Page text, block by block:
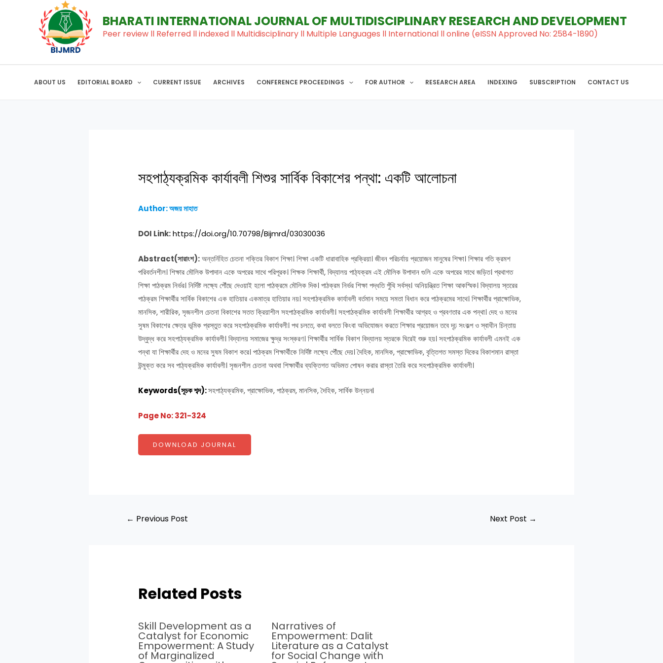
BHARATI INTERNATIONAL JOURNAL OF MULTIDISCIPLINARY RESEARCH AND DEVELOPMENT
Peer review ll Referred ll indexed ll Multidisciplinary ll Multiple Languages ll International ll online (eISSN Approved No: 2584-1890)
ABOUT US EDITORIAL BOARD CURRENT ISSUE ARCHIVES CONFERENCE PROCEEDINGS FOR AUTHOR RESEARCH AREA INDEXING SUBSCRIPTION CONTACT US
সহপাঠ্যক্রমিক কার্যাবলী শিশুর সার্বিক বিকাশের পন্থা: একটি আলোচনা
Author: অজয় মাহাত
DOI Link:https://doi.org/10.70798/Bijmrd/03030036
Abstract(সারাংশ):অন্তর্নিহিত চেতনা শক্তির বিকাশ শিক্ষা। শিক্ষা একটি ধারাবাহিক প্রক্রিয়া। জীবন পরিচর্যায় প্রয়োজন মানুষের শিক্ষা। শিক্ষার গতি ক্রমশ
পরিবর্তনশীল। শিক্ষার মৌলিক উপাদান একে অপরের সাথে পরিপূরক। শিক্ষক শিক্ষার্থী, বিদ্যালয় পাঠ্যক্রম এই মৌলিক উপাদান গুলি একে অপরের সাথে জড়িত। প্রথাগত
শিক্ষা পাঠক্রম নির্ভর। নির্দিষ্ট লক্ষ্যে পৌঁছে দেওয়াই হলো পাঠক্রমে মৌলিক দিক। পাঠক্রম নির্ভর শিক্ষা পদ্ধতি পুঁথি সর্বস্ব। অনিয়ন্ত্রিত শিক্ষা আকস্মিক। বিদ্যালয় স্তরের
পাঠক্রম শিক্ষার্থীর সার্বিক বিকাশের এক হাতিয়ার একমাত্র হাতিয়ার নয়। সহপাঠক্রমিক কার্যাবলী বর্তমান সময়ে সমতা বিধান করে পাঠক্রমের সাথে। শিক্ষার্থীর প্রাক্ষোভিক,
মানসিক, শারীরিক, সৃজনশীল চেতনা বিকাশের সতত ক্রিয়াশীল সহপাঠক্রমিক কার্যাবলী। সহপাঠক্রমিক কার্যাবলী শিক্ষার্থীর আগ্রহ ও প্রবণতার এক পন্থা। দেহ ও মনের
সুষম বিকাশের ক্ষেত্র ভূমিক প্রস্তুত করে সহপাঠক্রমিক কার্যাবলী। পথ চলতে, কথা বলতে কিংবা অভিযোজন করতে শিক্ষার প্রয়োজন তবে দৃঢ় সংকল্প ও স্বাধীন চিন্তায়
উদ্বুদ্ধ করে সহপাঠ্যক্রমিক কার্যাবলী। বিদ্যালয় সমাজের ক্ষুদ্র সংস্করণ। শিক্ষার্থীর সার্বিক বিকাশ বিদ্যালয় স্তরকে ঘিরেই শুরু হয়। সহপাঠক্রমিক কার্যাবলী এমনই এক
পন্থা যা শিক্ষার্থীর দেহ ও মনের সুষম বিকাশ করে। পাঠক্রম শিক্ষার্থীকে নির্দিষ্ট লক্ষ্যে পৌঁছে দেয়। দৈহিক, মানসিক, প্রাক্ষোভিক, বৃত্তিগত সমস্ত দিকের বিকাশমান রাস্তা
উন্মুক্ত করে সব পাঠ্যক্রমিক কার্যাবলী। সৃজনশীল চেতনা অথবা শিক্ষার্থীর ব্যক্তিগত অভিমত পোষন করার রাস্তা তৈরি করে সহপাঠক্রমিক কার্যাবলী।
Keywords(সূচক শব্দ):সহপাঠ্যক্রমিক, প্রাক্ষোভিক, পাঠক্রম, মানসিক, দৈহিক, সার্বিক উন্নয়নl
Page No: 321-324
DOWNLOAD JOURNAL
← Previous Post Next Post →
Related Posts
Skill Development as a
Catalyst for Economic
Empowerment: A Study
of Marginalized
Narratives of
Empowerment: Dalit
Literature as a Catalyst
for Social Change with